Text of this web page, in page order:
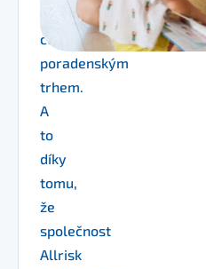
napříč
celým
poradenským
trhem.
A
to
díky
tomu,
že
společnost
Allrisk